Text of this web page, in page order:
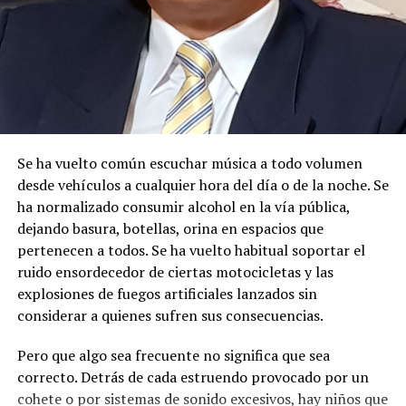
Aceptar a trámite la solicitud de Autorización de Uso
y/o Aprovechamiento de Agua paraMINERÍA
haberse emitido el Certificado de Disponibilidad de Agua
(CDA), en cumplimiento con el artículo 23 de la Ley
Orgánica de Recursos Hídricos, Usos y Aprovechamiento
Reglamento General de Aplicación a la Ley. Por lo
expuesto, se dispone el cumplimiento de las siguientes
diligencias.
2.-Notifíquese a los señores:
MARIA ROSARIO SANCHEZ BUCLE
ANGEL BENITO CABRERA TORRES
ADRIANO MARIA ROMERO ALEMAN
Se ha vuelto común escuchar música a todo volumen
desde vehículos a cualquier hora del día o de la noche. Se
ha normalizado consumir alcohol en la vía pública,
dejando basura, botellas, orina en espacios que
pertenecen a todos. Se ha vuelto habitual soportar el
ruido ensordecedor de ciertas motocicletas y las
explosiones de fuegos artificiales lanzados sin
considerar a quienes sufren sus consecuencias.
Pero que algo sea frecuente no significa que sea
correcto. Detrás de cada estruendo provocado por un
cohete o por sistemas de sonido excesivos, hay niños que